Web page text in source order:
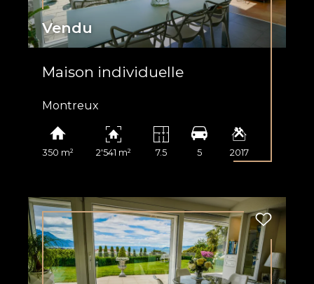
Vendu
Maison individuelle
Montreux
350 m² 2'541 m² 7.5 5 2017